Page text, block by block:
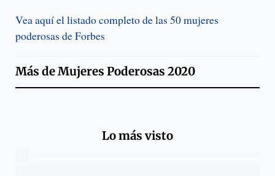
Vea aquí el listado completo de las 50 mujeres
poderosas de Forbes
Más deMujeres Poderosas 2020
Lo más visto